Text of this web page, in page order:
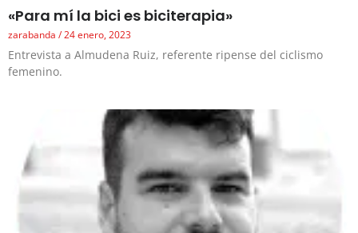
«Para mí la bici es biciterapia»
zarabanda 24 enero, 2023
Entrevista a Almudena Ruiz, referente ripense del ciclismo
femenino.